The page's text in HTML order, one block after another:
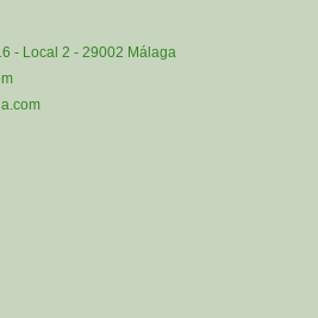
- Local 2 - 29002 Málaga